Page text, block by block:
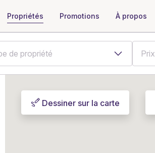
Propriétés Promotions À propos
Dessiner sur la carte